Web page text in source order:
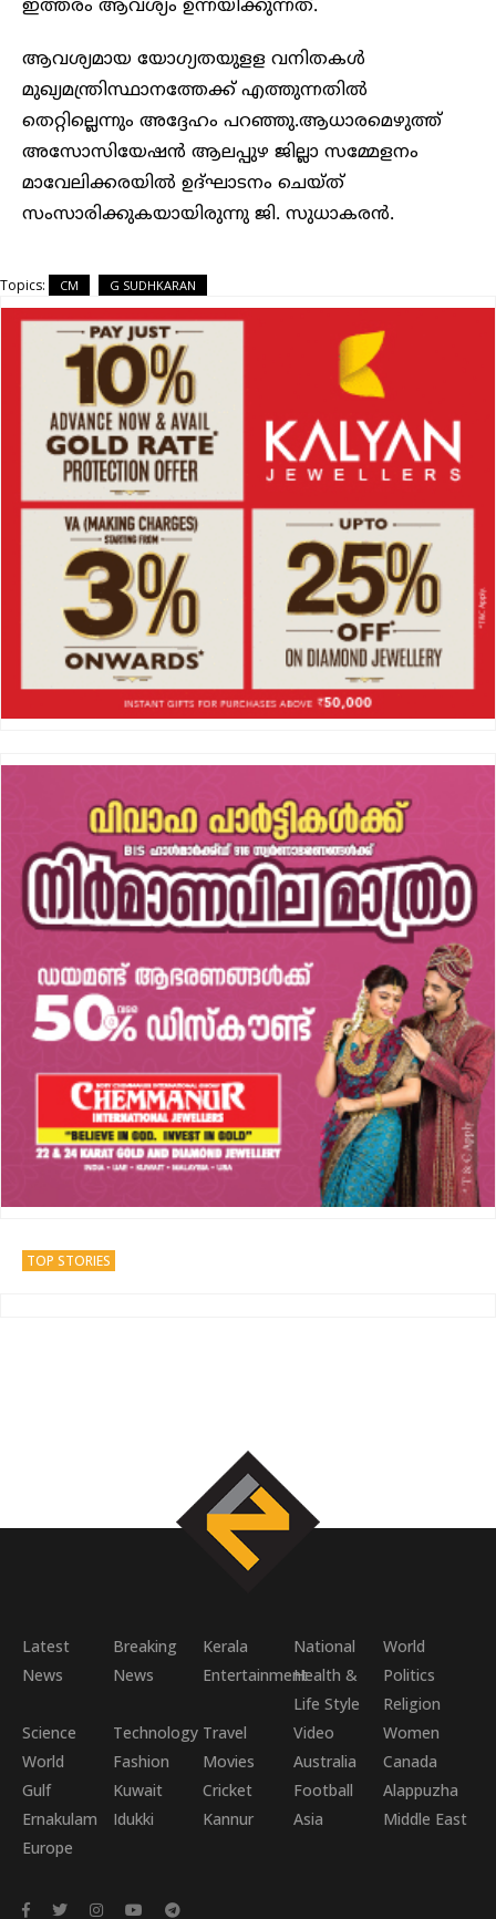
ഇത്തരം ആവശ്യം ഉന്നയിക്കുന്നത്.
ആവശ്യമായ യോഗ്യതയുളള വനിതകള്‍
മുഖ്യമന്ത്രിസ്ഥാനത്തേക്ക് എത്തുന്നതില്‍
തെറ്റില്ലെന്നും അദ്ദേഹം പറഞ്ഞു.ആധാരമെഴുത്ത്
അസോസിയേഷന്‍ ആലപ്പുഴ ജില്ലാ സമ്മേളനം
മാവേലിക്കരയില്‍ ഉദ്ഘാടനം ചെയ്ത്
സംസാരിക്കുകയായിരുന്നു ജി. സുധാകരന്‍.
Topics: CM G SUDHKARAN
TOP STORIES
Latest
News
Breaking
News
Kerala National
World
EntertainmentHealth &
Life Style
Politics
Religion
Science
World
Technology Travel Video
Women
Fashion
Movies Australia
Canada
Gulf
Kuwait Cricket Football
Alappuzha
Ernakulam
Idukki Kannur Asia
Middle East
Europe